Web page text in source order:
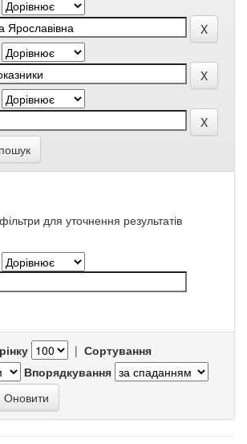
для уточнення результатів
| Сортування
Впорядкування